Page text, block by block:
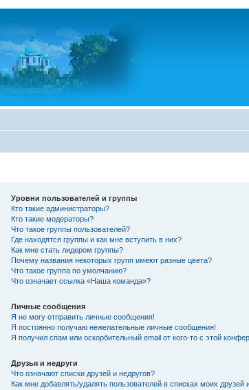
Уровни пользователей и группы
Кто такие администраторы?
Кто такие модераторы?
Что такое группы пользователей?
Где находятся группы и как мне вступить в них?
Как мне стать лидером группы?
Почему названия некоторых групп имеют разные цвета?
Что такое группа по умолчанию?
Что означает ссылка «Наша команда»?
Личные сообщения
Я не могу отправить личные сообщения!
Я постоянно получаю нежелательные личные сообщения!
Я получил спам или оскорбительный email от кого-то с этой
Друзья и недруги
Что означают списки друзей и недругов?
Как мне добавлять/удалять пользователей в списках моих друзей